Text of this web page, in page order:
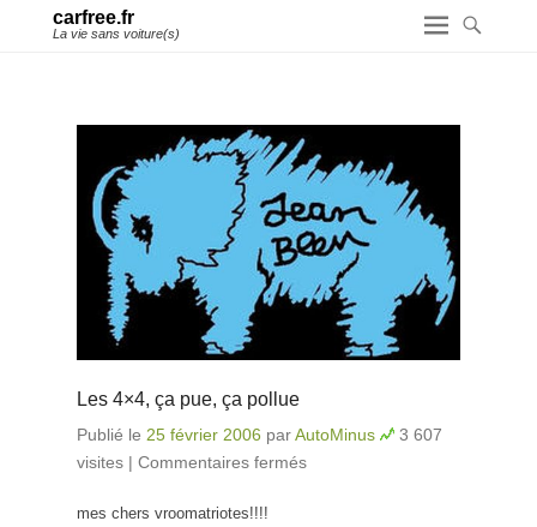
carfree.fr
La vie sans voiture(s)
Les 4×4, ça pue, ça pollue
Publié le 25 février 2006 parAutoMinus
3 607
visites | Commentaires fermés
mes chers vroomatriotes!!!!